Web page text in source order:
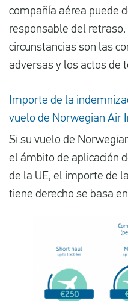
compañía aérea puede
responsable del
circunstancias son las
adversas y los actos de
Importe de la
vuelo de Norwegian Air
Si su vuelo de
el ámbito de aplicación
de la UE, el importe de
tiene derecho se basa